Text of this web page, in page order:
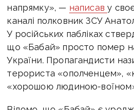
напрямку», — написаву
каналі полковник ЗСУ
У російських пабліках
що «Бабай» просто помер
України. Пропагандисти
терориста «ополченцем»,
«хорошою людиною-